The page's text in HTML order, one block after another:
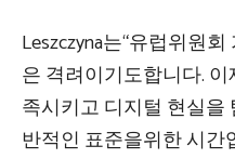
Leszczyna는“유럽위원
은 격려이기도합니다.
족시키고 디지털 현실을
반적인 표준을위한 시간